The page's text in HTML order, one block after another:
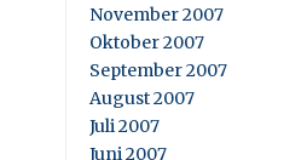
November 2007
Oktober 2007
September 2007
August 2007
Juli 2007
Juni 2007